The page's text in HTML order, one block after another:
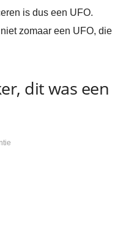
is dus een UFO.
zomaar een UFO, die
dit was een